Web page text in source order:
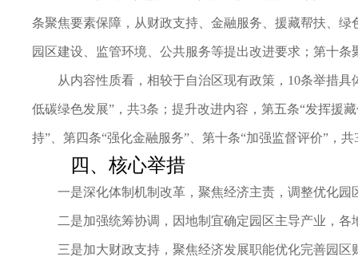
条聚焦要素保障，从财政支持、金融服务、援藏帮扶、
园区建设、监管环境、公共服务等提出改进要求；第十
从内容性质看，相较于自治区现有政策，10条举措
低碳绿色发展”，共3条；提升改进内容，第五条“发挥援
持”、第四条“强化金融服务”、第十条“加强监督评价”，
四、核心举措
一是深化体制机制改革，聚焦经济主责，调整优化
二是加强统筹协调，因地制宜确定园区主导产业，
三是加大财政支持，聚焦经济发展职能优化完善园